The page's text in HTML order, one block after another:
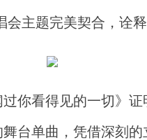
主题完美契合，诠
你看得见的一切》
台单曲，凭借深刻